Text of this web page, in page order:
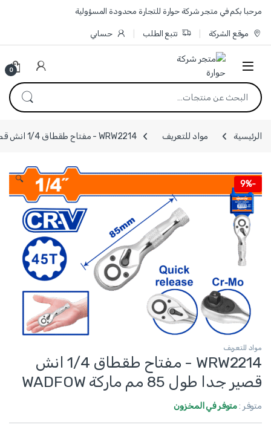
Skip to navigation
Skip to content
مرحبا بكم في متجر شركة حوارة للتجارة محدودة المسؤولية
موقع الشركة تتبع الطلب حسابي
0
البحث عن:
الرئيسية مواد للتعريف WRW2214 - مفتاح طقطاق 1/4 انش قصير جدا طول 85 مم ماركة WADFOW
-
9%
🔍
مواد للتعريف
WRW2214 - مفتاح طقطاق 1/4 انش
قصير جدا طول 85 مم ماركة WADFOW
متوفر :متوفر في المخزون